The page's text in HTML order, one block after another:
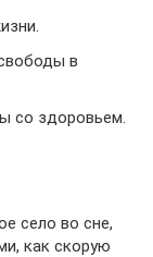
в
со здоровьем.
село во сне,
как скорую